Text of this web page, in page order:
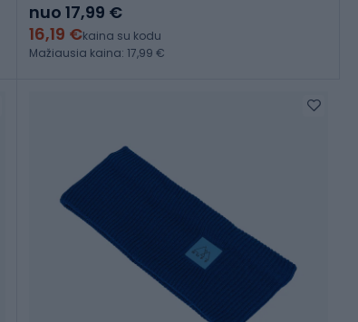
nuo 17,99 €
16,19 €kaina su kodu
Mažiausia kaina: 17,99 €